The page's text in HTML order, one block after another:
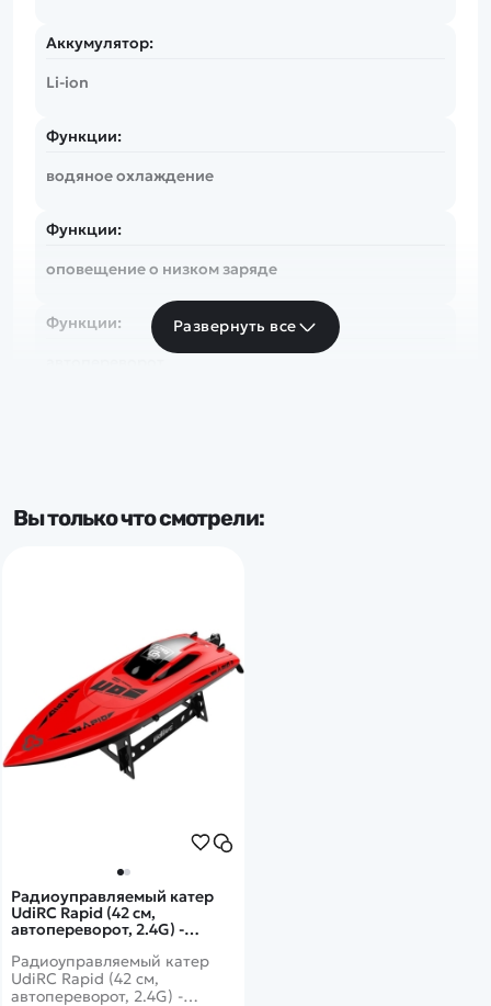
Аккумулятор:
Li-ion
Функции:
водяное охлаждение
Функции:
оповещение о низком заряде
Функции:
Развернуть все
Вы только что смотрели:
Радиоуправляемый катер
UdiRC Rapid (42 см,
автопереворот, 2.4G) -
Радиоуправляемый катер
UdiRC Rapid (42 см,
автопереворот, 2.4G) -